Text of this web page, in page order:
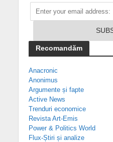
Recomandăm
Anacronic
Anonimus
Argumente și fapte
Active News
Trenduri economice
Revista Art-Emis
Power & Politics World
Flux-Știri și analize